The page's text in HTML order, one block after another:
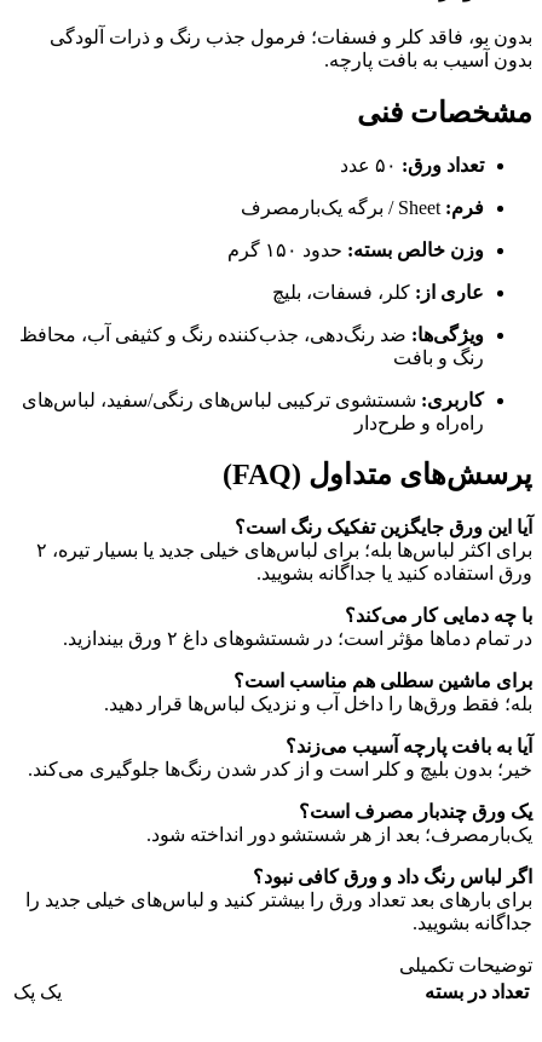
بدون بو، فاقد کلر و فسفات؛ فرمول جذب رنگ و ذرات آلودگی
بدون آسیب به بافت پارچه.
مشخصات فنی
تعداد ورق:
فرم:
وزن خالص بسته: حدود ۱۵۰ گرم
عاری از: کلر، فسفات، بلیچ
ویژگی‌ها: ضد رنگ‌دهی، جذب‌کننده رنگ و کثیفی آب، محافظ
رنگ و بافت
کاربری: شستشوی ترکیبی لباس‌های رنگی/سفید، لباس‌های
راه‌راه و طرح‌دار
پرسش‌های متداول (FAQ)
آیا این ورق جایگزین تفکیک رنگ است؟
برای اکثر لباس‌ها بله؛ برای لباس‌های خیلی جدید یا بسیار تیره، ۲
ورق استفاده کنید یا جداگانه بشویید.
با چه دمایی کار می‌کند؟
در تمام دماها مؤثر است؛ در شستشوهای داغ ۲ ورق بیندازید.
برای ماشین سطلی هم مناسب است؟
بله؛ فقط ورق‌ها را داخل آب و نزدیک لباس‌ها قرار دهید.
آیا به بافت پارچه آسیب می‌زند؟
خیر؛ بدون بلیچ و کلر است و از کدر شدن رنگ‌ها جلوگیری می‌کند.
یک ورق چندبار مصرف است؟
یک‌بارمصرف؛ بعد از هر شستشو دور انداخته شود.
اگر لباس رنگ داد و ورق کافی نبود؟
برای بارهای بعد تعداد ورق را بیشتر کنید و لباس‌های خیلی جدید را
جداگانه بشویید.
توضیحات تکمیلی
تعداد در بسته
یک پک